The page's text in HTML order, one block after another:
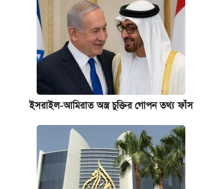
ইসরাইল-আমিরাত অস্ত্র চুক্তির গোপন তথ্য ফাঁস